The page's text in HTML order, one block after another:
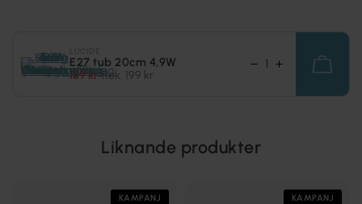
E27 tub 20cm 4,9W
159 kr Rek. 199 kr
Liknande produkter
KAMPANJ KAMPANJ